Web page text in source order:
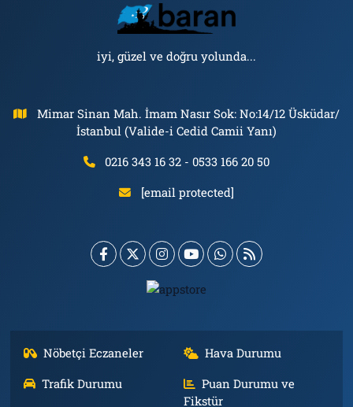
iyi, güzel ve doğru yolunda...
Mimar Sinan Mah. İmam Nasır Sok: No:14/12 Üsküdar/
İstanbul (Valide-i Cedid Camii Yanı)
0216 343 16 32 - 0533 166 20 50
[email protected]
Nöbetçi Eczaneler
Hava Durumu
Trafik Durumu
Puan Durumu ve
Fikstür